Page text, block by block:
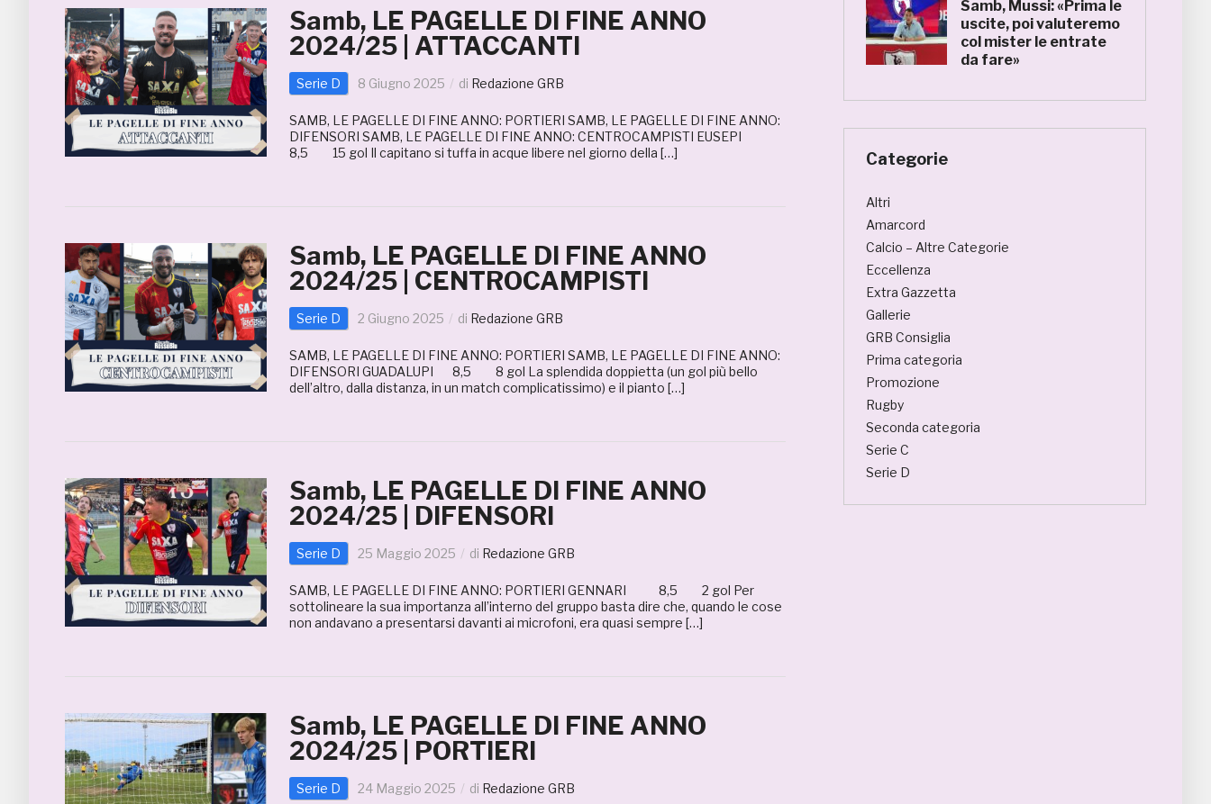
Samb, LE PAGELLE DI FINE ANNO
2024/25 | ATTACCANTI
Serie D 8 Giugno 2025 di Redazione GRB
SAMB, LE PAGELLE DI FINE ANNO: PORTIERI SAMB, LE PAGELLE DI FINE ANNO:
DIFENSORI SAMB, LE PAGELLE DI FINE ANNO: CENTROCAMPISTI EUSEPI
8,5 15 gol Il capitano si tuffa in acque libere nel giorno della […]
Samb, LE PAGELLE DI FINE ANNO
2024/25 | CENTROCAMPISTI
Serie D 2 Giugno 2025 di Redazione GRB
SAMB, LE PAGELLE DI FINE ANNO: PORTIERI SAMB, LE PAGELLE DI FINE ANNO:
DIFENSORI GUADALUPI 8,5 8 gol La splendida doppietta (un gol più bello
dell’altro, dalla distanza, in un match complicatissimo) e il pianto […]
Samb, LE PAGELLE DI FINE ANNO
2024/25 | DIFENSORI
Serie D 25 Maggio 2025 di Redazione GRB
SAMB, LE PAGELLE DI FINE ANNO: PORTIERI GENNARI 8,5 2 gol Per
sottolineare la sua importanza all’interno del gruppo basta dire che, quando le cose
non andavano a presentarsi davanti ai microfoni, era quasi sempre […]
Samb, LE PAGELLE DI FINE ANNO
2024/25 | PORTIERI
Serie D 24 Maggio 2025 di Redazione GRB
Samb, Mussi: «Prima le
uscite, poi valuteremo
col mister le entrate
da fare»
Categorie
Altri
Amarcord
Calcio – Altre Categorie
Eccellenza
Extra Gazzetta
Gallerie
GRB Consiglia
Prima categoria
Promozione
Rugby
Seconda categoria
Serie C
Serie D